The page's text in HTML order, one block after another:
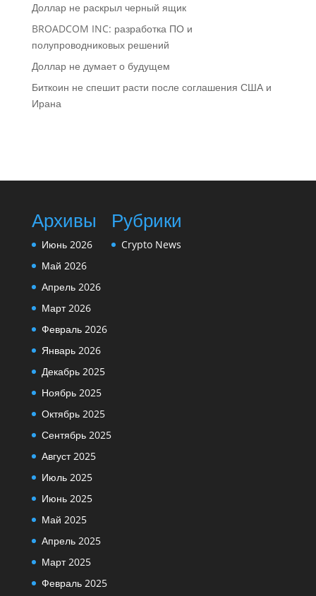
Доллар не раскрыл черный ящик
BROADCOM INC: разработка ПО и
полупроводниковых решений
Доллар не думает о будущем
Биткоин не спешит расти после соглашения США и
Ирана
Архивы
Июнь 2026
Май 2026
Апрель 2026
Март 2026
Февраль 2026
Январь 2026
Декабрь 2025
Ноябрь 2025
Октябрь 2025
Сентябрь 2025
Август 2025
Июль 2025
Июнь 2025
Май 2025
Апрель 2025
Март 2025
Февраль 2025
Рубрики
Crypto News